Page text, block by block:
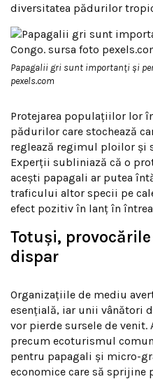
diversitatea pădurilor
Papagalii gri sunt importanți și
pexels.com
Protejarea populațiilor lor
pădurilor care stochează
reglează regimul ploilor și
Experții subliniază că o
acești papagali ar putea
traficului altor specii pe
efect pozitiv în lanț în
Totuși,
dispar
Organizațiile de mediu
esențială, iar unii vânători
vor pierde sursele de
precum ecoturismul
pentru papagali și micro-
economice care să sprijine